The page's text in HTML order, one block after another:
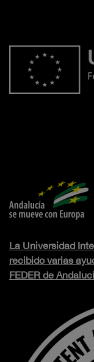
La Universidad
recibido varias
FEDER de